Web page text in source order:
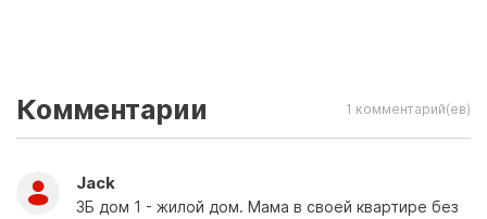
Комментарии 1 комментарий(ев)
Jack
3Б дом 1 - жилой дом. Мама в своей квартире без